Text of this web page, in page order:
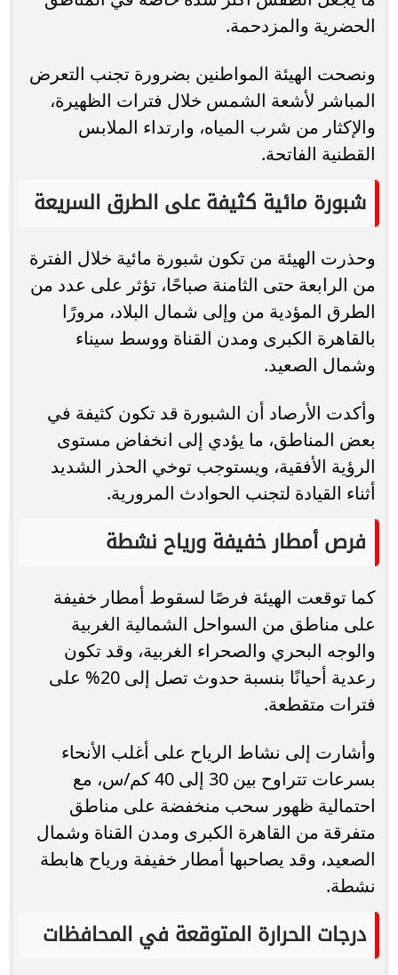
الحضرية والمزدحمة.
ونصحت الهيئة المواطنين بضرورة تجنب التعرض
المباشر لأشعة الشمس خلال فترات الظهيرة،
والإكثار من شرب المياه، وارتداء الملابس
القطنية الفاتحة.
شبورة مائية كثيفة على الطرق السريعة
وحذرت الهيئة من تكون شبورة مائية خلال الفترة
من الرابعة حتى الثامنة صباحًا، تؤثر على عدد من
الطرق المؤدية من وإلى شمال البلاد، مرورًا
بالقاهرة الكبرى ومدن القناة ووسط سيناء
وشمال الصعيد.
وأكدت الأرصاد أن الشبورة قد تكون كثيفة في
بعض المناطق، ما يؤدي إلى انخفاض مستوى
الرؤية الأفقية، ويستوجب توخي الحذر الشديد
أثناء القيادة لتجنب الحوادث المرورية.
فرص أمطار خفيفة ورياح نشطة
كما توقعت الهيئة فرصًا لسقوط أمطار خفيفة
على مناطق من السواحل الشمالية الغربية
والوجه البحري والصحراء الغربية، وقد تكون
رعدية أحيانًا بنسبة حدوث تصل إلى 20% على
فترات متقطعة.
وأشارت إلى نشاط الرياح على أغلب الأنحاء
بسرعات تتراوح بين 30 إلى 40 كم/س، مع
احتمالية ظهور سحب منخفضة على مناطق
متفرقة من القاهرة الكبرى ومدن القناة وشمال
الصعيد، وقد يصاحبها أمطار خفيفة ورياح هابطة
نشطة.
درجات الحرارة المتوقعة في المحافظات